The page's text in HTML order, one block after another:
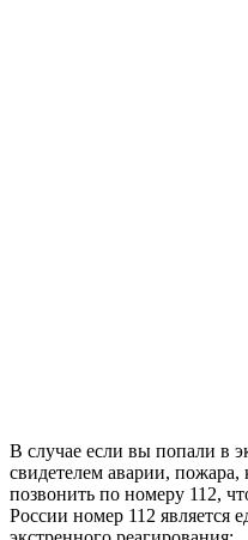
В случае если вы попали в
свидетелем аварии,
позвонить по номеру 112,
России номер 112 является